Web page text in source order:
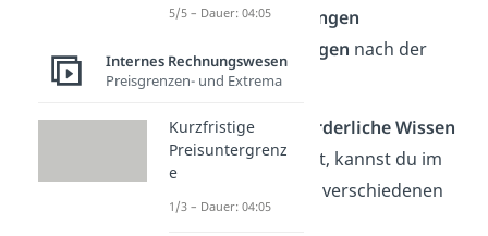
Lieferbedingungen
Serviceleistungen nach der
Lieferung
Wenn du das
erforderliche Wissen
eingesammelt hast, kannst du im
Anschluss mit den verschiedenen
5/5 – Dauer: 04:05
Internes Rechnungswesen
Preisgrenzen- und Extrema
Kurzfristige
Preisuntergrenz
e
1/3 – Dauer: 04:05